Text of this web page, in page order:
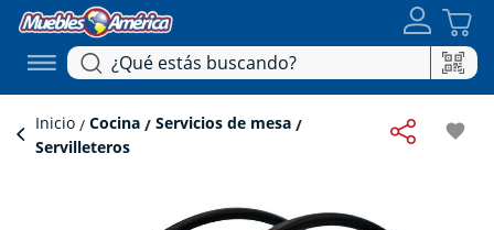
Inicio Cocina Servicios de mesa
Servilleteros
favorite